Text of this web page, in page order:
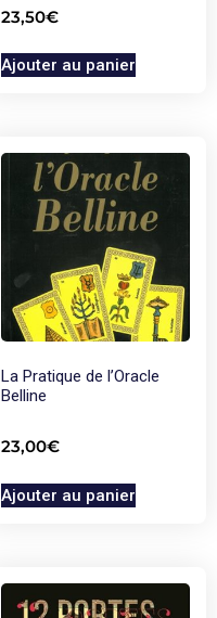
23,50€
Ajouter au panier
La Pratique de l’Oracle
Belline
23,00€
Ajouter au panier